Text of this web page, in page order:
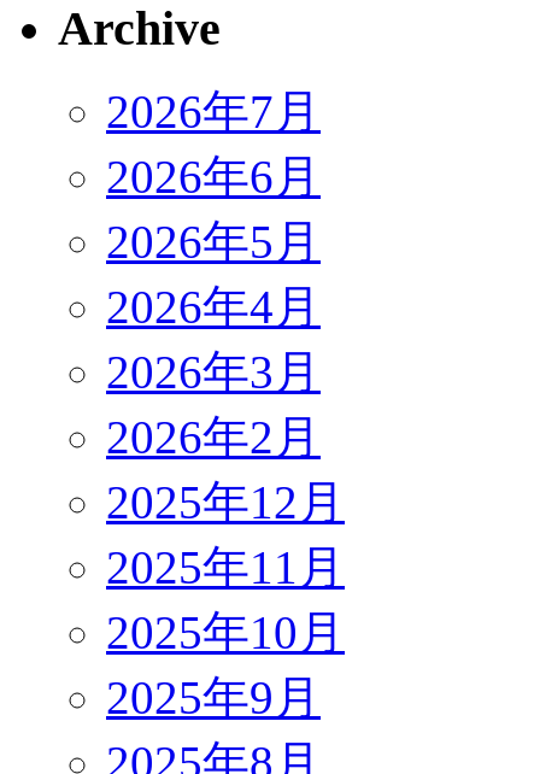
Archive
2026年7月
2026年6月
2026年5月
2026年4月
2026年3月
2026年2月
2025年12月
2025年11月
2025年10月
2025年9月
2025年8月